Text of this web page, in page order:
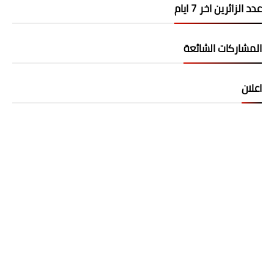
عدد الزائرين اخر 7 ايام
المشاركات الشائعة
اعلان